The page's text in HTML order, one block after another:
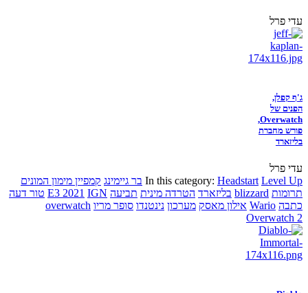
עדי פרל
ג'ף קפלן,
הפנים של
Overwatch,
פורש מחברת
בליזארד
עדי פרל
In this category: Headstart Level Up בר גיימינג קמפיין מימון המונים
תרומות blizzard בליזארד הטרדה מינית תביעה E3 2021 IGN
טור דעה
כתבה Wario אילון מאסק מערכון נינטנדו סופר מריו overwatch
Overwatch 2